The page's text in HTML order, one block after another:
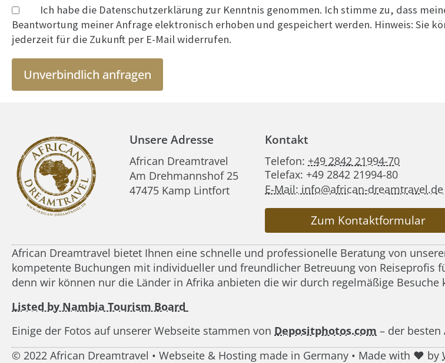
Ich habe die Datenschutzerklärung zur Kenntnis genommen. Ich stimme zu, dass
Beantwortung meiner Anfrage elektronisch erhoben und gespeichert werden. Hinweis: Sie
jederzeit für die Zukunft per E-Mail widerrufen.
Unverbindlich anfragen
Unsere Adresse
African Dreamtravel
Am Drehmannshof 25
47475 Kamp Lintfort
Kontakt
Telefon: +49 2842 21994-70
Telefax: +49 2842 21994-80
E-Mail: info@african-dreamtravel.de
Zum Kontaktformular
African Dreamtravel bietet Ihnen eine schnelle und professionelle Beratung von
kompetente Buchungen mit individueller und freundlicher Betreuung von Reiseprofis
denn wir können nur die Länder in Afrika anbieten die wir durch regelmäßige
Listed by Nambia Tourism Board
Einige der Fotos auf unserer Webseite stammen von Depositphotos.com – der besten
© 2022 African Dreamtravel • Webseite & Hosting made in Germany • Made with ♥ by